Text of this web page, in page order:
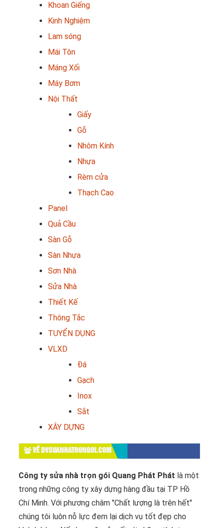
Khoan Giếng
Kinh Nghiệm
Lam sóng
Mái Tôn
Máng Xối
Máy Bơm
Nội Thất
Giấy
Gỗ
Nhôm Kính
Nhựa
Rèm cửa
Thạch Cao
Panel
Quả Cầu
Sàn Gỗ
Sàn Nhựa
Sơn Nhà
Sửa Nhà
Thiết Kế
Thông Tắc
TUYỂN DỤNG
VLXD
Đá
Gạch
Inox
Sắt
XÂY DỰNG
VỀ DVSUANHATRONGOI.COM
Công ty sửa nhà trọn gói Quang Phát Phát là một
trong những công ty xây dựng hàng đầu tại TP Hồ
Chí Minh. Với phương châm "Chất lượng là trên hết"
chúng tôi luôn nỗ lực đem lại dịch vụ tốt đẹp cho